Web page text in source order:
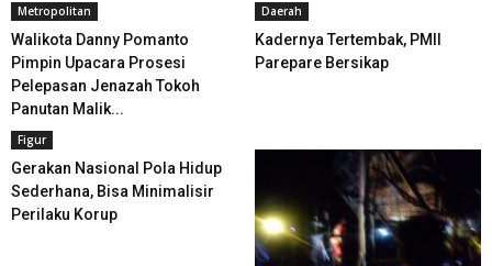
Metropolitan
Walikota Danny Pomanto
Pimpin Upacara Prosesi
Pelepasan Jenazah Tokoh
Panutan Malik...
Daerah
Kadernya Tertembak, PMII
Parepare Bersikap
Figur
Gerakan Nasional Pola Hidup
Sederhana, Bisa Minimalisir
Perilaku Korup